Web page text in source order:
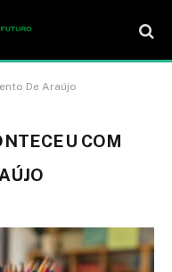
De Araújo
COM